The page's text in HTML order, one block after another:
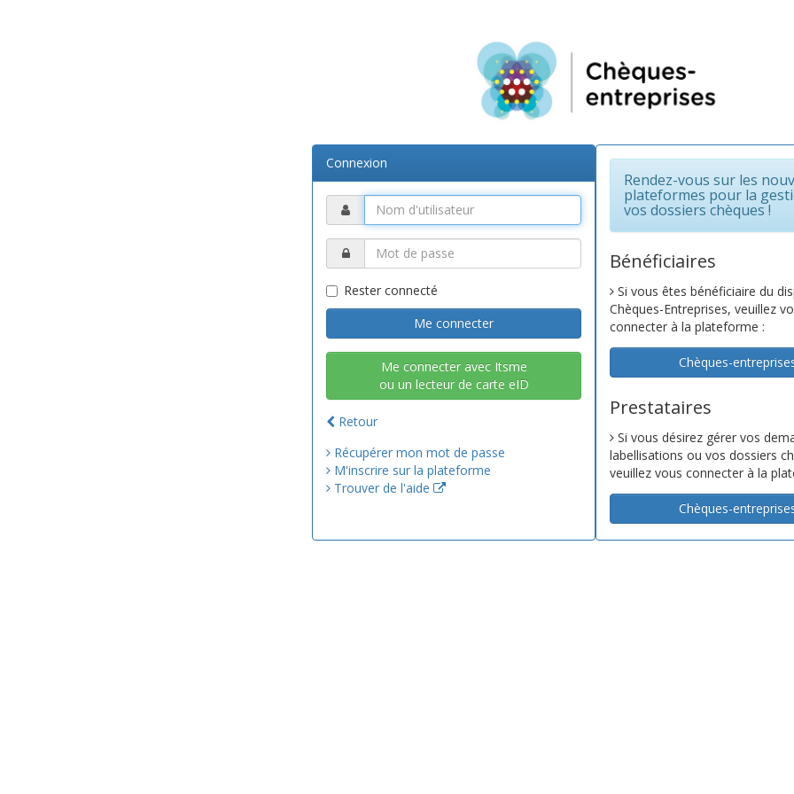
Connexion
Rester connecté
Me connecter
Me connecter avec Itsme
ou un lecteur de carte eID
Retour
Récupérer mon mot de passe
M'inscrire sur la plateforme
Trouver de l'aide
Rendez-vous sur les
plateformes pour la
vos dossiers chèques !
Bénéficiaires
Si vous êtes bénéficiaire du
Chèques-Entreprises, veuillez
connecter à la plateforme :
Chèques-
Prestataires
Si vous désirez gérer vos
labellisations ou vos dossiers
veuillez vous connecter à la
Chèques-